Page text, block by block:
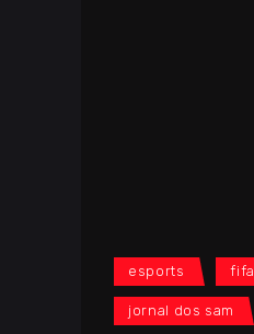
esports fifa
jornal dos sam